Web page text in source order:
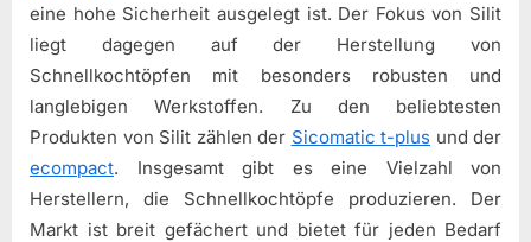
eine hohe Sicherheit ausgelegt ist. Der Fokus von Silit
liegt dagegen auf der Herstellung von
Schnellkochtöpfen mit besonders robusten und
langlebigen Werkstoffen. Zu den beliebtesten
Produkten von Silit zählen der Sicomatic t-plus und der
ecompact. Insgesamt gibt es eine Vielzahl von
Herstellern, die Schnellkochtöpfe produzieren. Der
Markt ist breit gefächert und bietet für jeden Bedarf